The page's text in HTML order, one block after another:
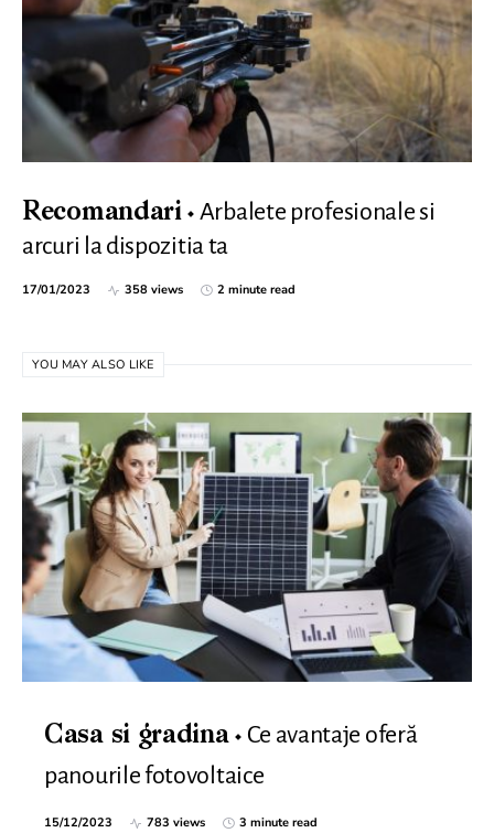
Recomandari
Arbalete profesionale si
arcuri la dispozitia ta
17/01/2023 358 views 2 minute read
YOU MAY ALSO LIKE
Casa si gradina
Ce avantaje oferă
panourile fotovoltaice
15/12/2023 783 views 3 minute read